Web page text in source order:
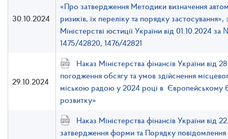
30.10.2024
«Про затвердження Методики визначення
ризиків, їх переліку та порядку
Міністерстві юстиції України від 01.10.2024
1475/42820, 1476/42821
29.10.2024
Наказ Міністерства фінансів України
погодження обсягу та умов здійснення
міською радою у 2024 році в Європейському
розвитку»
Наказ Міністерства фінансів України
затвердження форми та Порядку повідомлення